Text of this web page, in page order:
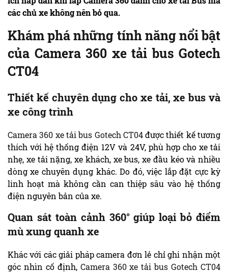
các chủ xe không nên bỏ qua.
Khám phá những tính năng nổi bật
của Camera 360 xe tải bus Gotech
CT04
Thiết kế chuyên dụng cho xe tải, xe bus và
xe công trình
Camera 360 xe tải bus Gotech CT04được thiết kế tương
thích với hệ thống điện 12V và 24V, phù hợp cho xe tải
nhẹ, xe tải nặng, xe khách, xe bus, xe đầu kéo và nhiều
dòng xe chuyên dụng khác. Do đó, việc lắp đặt cực kỳ
linh hoạt mà không cần can thiệp sâu vào hệ thống
điện nguyên bản của xe.
Quan sát toàn cảnh 360° giúp loại bỏ điểm
mù xung quanh xe
Khác với các giải pháp camera đơn lẻ chỉ ghi nhận một
góc nhìn cố định, Camera 360 xe tải bus Gotech CT04